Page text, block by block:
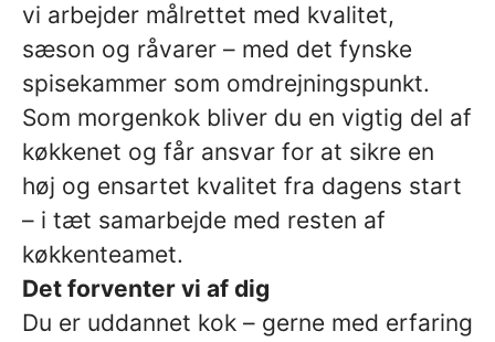
vi arbejder målrettet med kvalitet,
sæson og råvarer – med det fynske
spisekammer som omdrejningspunkt.
Som morgenkok bliver du en vigtig del af
køkkenet og får ansvar for at sikre en
høj og ensartet kvalitet fra dagens start
– i tæt samarbejde med resten af
køkkenteamet.
Det forventer vi af dig
Du er uddannet kok – gerne med erfaring